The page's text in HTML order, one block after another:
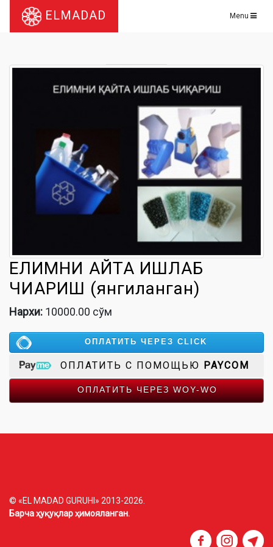
ELMADAD Menu
ЕЛИМНИ ҚАЙТА ИШЛАБ
ЧИҚАРИШ (янгиланган)
Нархи: 10000.00 сўм
ОПЛАТИТЬ ЧЕРЕЗ CLICK
ОПЛАТИТЬ С ПОМОЩЬЮ PAYCOM
ОПЛАТИТЬ ЧЕРЕЗ WOY-WO
© «EL MADAD GURUHI» 2013-2026.
Барча ҳуқуқлар ҳимояланган.